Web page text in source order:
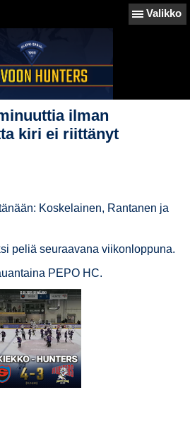
Valikko
ilman
kiri ei riittänyt
Koskelainen, Rantanen ja
peliä seuraavana viikonloppuna.
PEPO HC.